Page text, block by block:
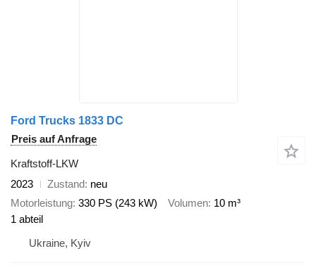
Ford Trucks 1833 DC
Preis auf Anfrage
Kraftstoff-LKW
2023
Zustand neu
Motorleistung 330 PS (243 kW) Volumen 10 m³
1 abteil
Ukraine, Kyiv